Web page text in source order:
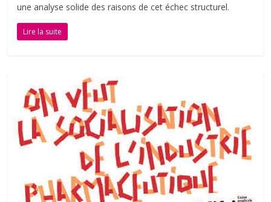
une analyse solide des raisons de cet échec structurel.
Lire la suite